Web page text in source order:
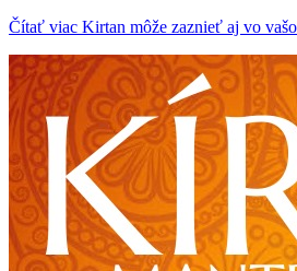
Čítať viac Kirtan môže zaznieť aj vo